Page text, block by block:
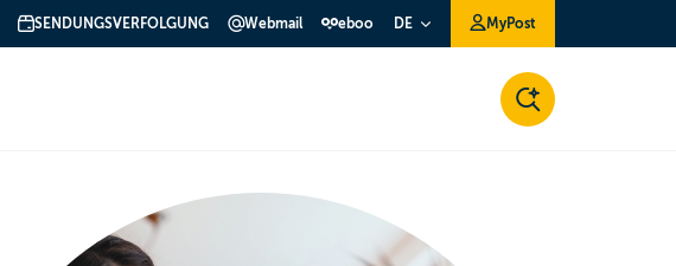
SENDUNGSVERFOLGUNG Webmail eboo DE MyPost